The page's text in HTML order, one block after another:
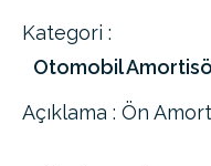
Kategori :
Otomobil
Açıklama : Ön